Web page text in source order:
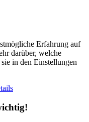
Erfahrung auf
darüber, welche
in den Einstellungen